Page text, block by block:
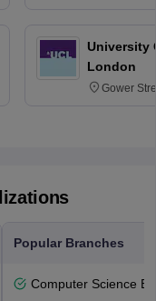
University
London
Gower
Popular Branches
Computer Science